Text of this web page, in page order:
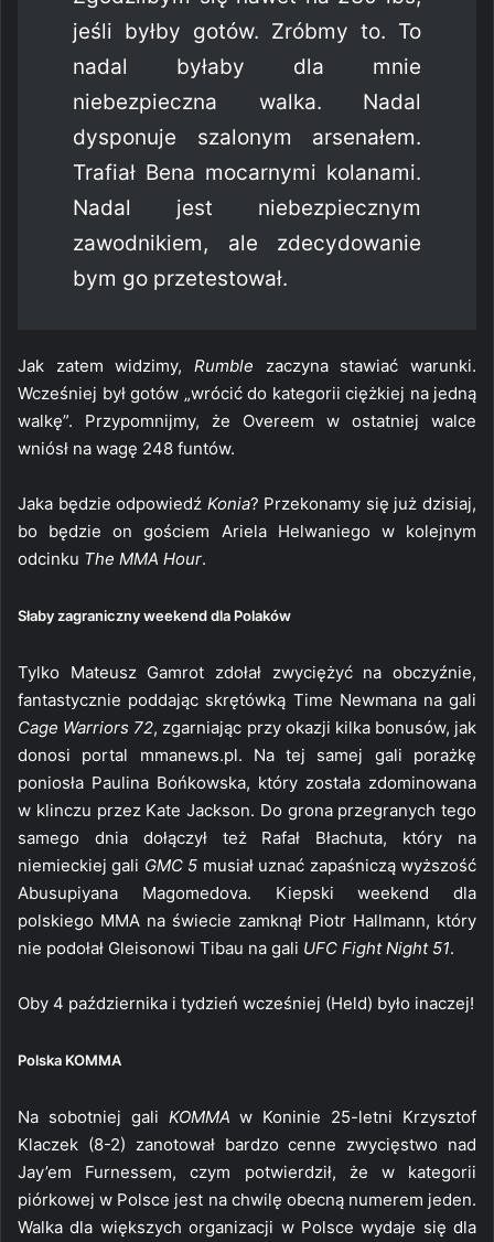
jeśli byłby gotów. Zróbmy to. To
nadal byłaby dla mnie
niebezpieczna walka. Nadal
dysponuje szalonym arsenałem.
Trafiał Bena mocarnymi kolanami.
Nadal jest niebezpiecznym
zawodnikiem, ale zdecydowanie
bym go przetestował.
Jak zatem widzimy, Rumble zaczyna stawiać warunki.
Wcześniej był gotów „wrócić do kategorii ciężkiej na jedną
walkę”. Przypomnijmy, że Overeem w ostatniej walce
wniósł na wagę 248 funtów.
Jaka będzie odpowiedź Konia? Przekonamy się już dzisiaj,
bo będzie on gościem Ariela Helwaniego w kolejnym
odcinku The MMA Hour.
Słaby zagraniczny weekend dla Polaków
Tylko Mateusz Gamrot zdołał zwyciężyć na obczyźnie,
fantastycznie poddając skrętówką Time Newmana na gali
Cage Warriors 72, zgarniając przy okazji kilka bonusów, jak
donosi portal mmanews.pl. Na tej samej gali porażkę
poniosła Paulina Bońkowska, który została zdominowana
w klinczu przez Kate Jackson. Do grona przegranych tego
samego dnia dołączył też Rafał Błachuta, który na
niemieckiej gali GMC 5 musiał uznać zapaśniczą wyższość
Abusupiyana Magomedova. Kiepski weekend dla
polskiego MMA na świecie zamknął Piotr Hallmann, który
nie podołał Gleisonowi Tibau na gali UFC Fight Night 51.
Oby 4 października i tydzień wcześniej (Held) było inaczej!
Polska KOMMA
Na sobotniej gali KOMMA w Koninie 25-letni Krzysztof
Klaczek (8-2) zanotował bardzo cenne zwycięstwo nad
Jay’em Furnessem, czym potwierdził, że w kategorii
piórkowej w Polsce jest na chwilę obecną numerem jeden.
Walka dla większych organizacji w Polsce wydaje się dla